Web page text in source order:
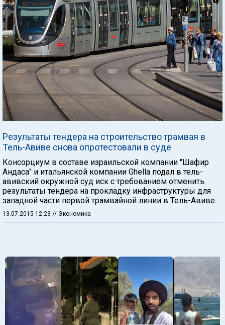
Результаты тендера на строительство трамвая в
Тель-Авиве снова опротестовали в суде
Консорциум в составе израильской компании "Шафир
Андаса" и итальянской компании Ghella подал в тель-
авивский окружной суд иск с требованием отменить
результаты тендера на прокладку инфраструктуры для
западной части первой трамвайной линии в Тель-Авиве.
13.07.2015 12:23 // Экономика